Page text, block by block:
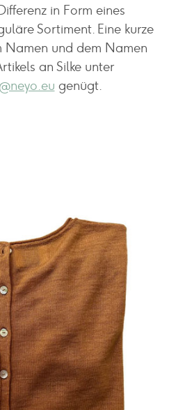
in Form eines
Sortiment. Eine kurze
und dem Namen
an Silke unter
genügt.